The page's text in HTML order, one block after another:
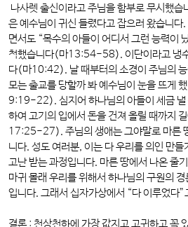
나사렛 출신이라고 주님을 함부로 무시했
은 예수님이 귀신 들렸다고 잡으러 왔습니다
면서도 “목수의 아들이 어디서 그런 능력이
척했습니다(마13:54-58). 이단이라고 냉수
다(마10:42). 날 때부터의 소경이 주님의
모는 출교를 당할까 봐 예수님이 눈을 뜨게
9:19-22). 심지어 하나님의 아들이 세금 낼
하여 고기의 입에서 돈을 건져 올릴 때까지
17:25-27). 주님의 생애는 그야말로 마른
니다. 성도 여러분, 이는 다 우리를 의인 만들
고난 받는 과정입니다. 마른 땅에서 나온 줄
마귀 몰래 우리를 위해서 하나님의 구원의
입니다. 그래서 십자가상에서 “다 이루었다
결론 : 천상천하에 가장 값지고 고귀하고 꼭